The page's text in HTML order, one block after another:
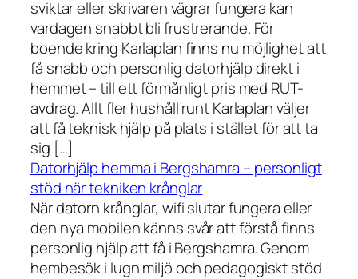
sviktar eller skrivaren vägrar fungera kan
vardagen snabbt bli frustrerande. För
boende kring Karlaplan finns nu möjlighet att
få snabb och personlig datorhjälp direkt i
hemmet – till ett förmånligt pris med RUT-
avdrag. Allt fler hushåll runt Karlaplan väljer
att få teknisk hjälp på plats i stället för att ta
sig […]
Datorhjälp hemma i Bergshamra – personligt
stöd när tekniken krånglar
När datorn krånglar, wifi slutar fungera eller
den nya mobilen känns svår att förstå finns
personlig hjälp att få i Bergshamra. Genom
hembesök i lugn miljö och pedagogiskt stöd